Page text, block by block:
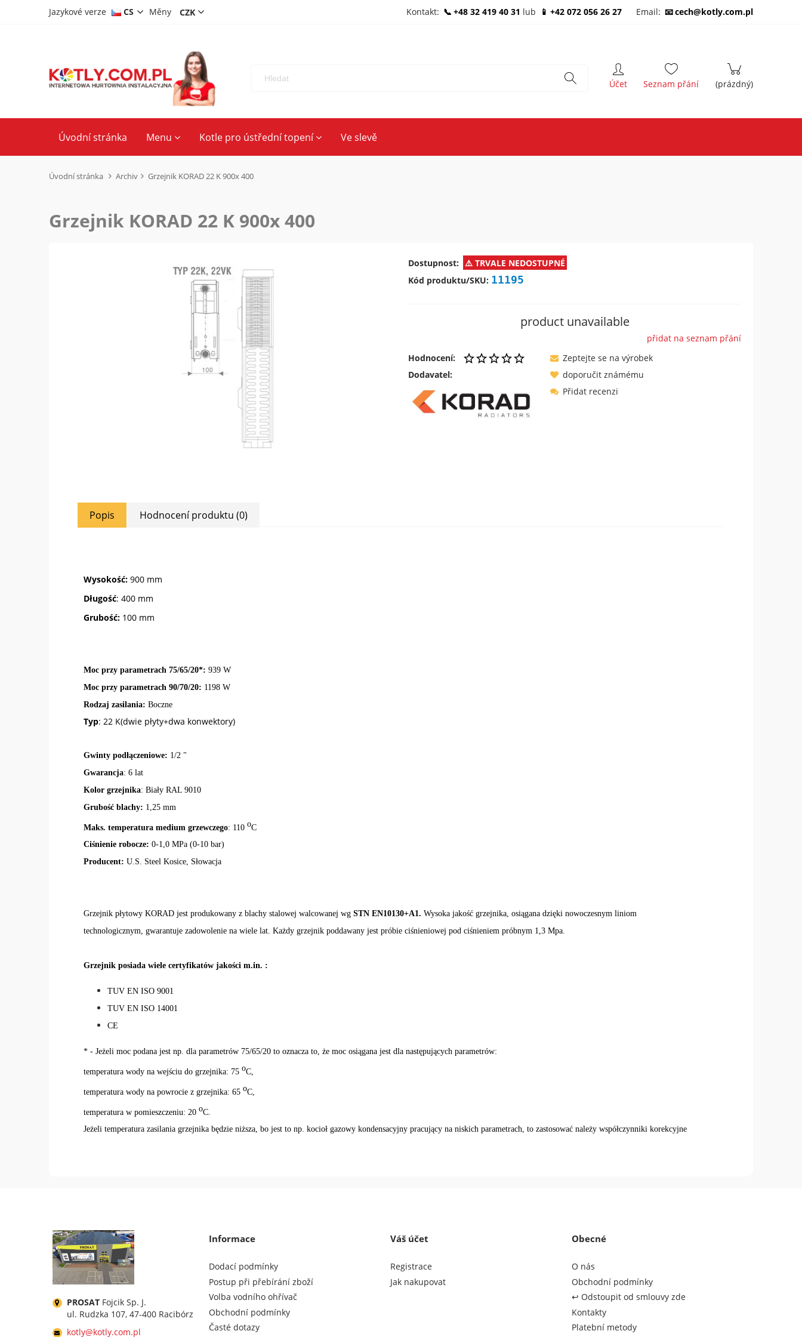
Jazykové verze
CS
Měny Kontakt: +48 32 419 40 31 lub +42 072 056 26 27 Email: cech@kotly.com.pl
Úvodní stránka Menu Kotle pro ústřední topení Ve slevě
Úvodní stránka Archiv Grzejnik KORAD 22 K 900x 400
Grzejnik KORAD 22 K 900x 400
Dostupnost:
TRVALE NEDOSTUPNÉ
Kód produktu/SKU: 11195
product unavailable
přidat na seznam přání
Hodnocení:
Dodavatel:
Zeptejte se na výrobek
doporučit známému
Přidat recenzi
Popis Hodnocení produktu (0)
Wysokość: 900 mm
Długość: 400 mm
Grubość: 100 mm
Moc przy parametrach 75/65/20*: 939 W
Moc przy parametrach 90/70/20: 1198 W
Rodzaj zasilania: Boczne
Typ: 22 K(dwie płyty+dwa konwektory)
Gwinty podłączeniowe: 1/2 "
Gwarancja: 6 lat
Kolor grzejnika: Biały RAL 9010
Grubość blachy: 1,25 mm
Maks. temperatura medium grzewczego: 110 oC
Ciśnienie robocze: 0-1,0 MPa (0-10 bar)
Producent: U.S. Steel Kosice, Słowacja
Grzejnik płytowy KORAD jest produkowany z blachy stalowej walcowanej wg STN EN10130+A1. Wysoka jakość grzejnika, osiągana dzięki nowoczesnym liniom
technologicznym, gwarantuje zadowolenie na wiele lat. Każdy grzejnik poddawany jest próbie ciśnieniowej pod ciśnieniem próbnym 1,3 Mpa.
Grzejnik posiada wiele certyfikatów jakości m.in. :
TUV EN ISO 9001
TUV EN ISO 14001
CE
* - Jeżeli moc podana jest np. dla parametrów 75/65/20 to oznacza to, że moc osiągana jest dla następujących parametrów:
temperatura wody na wejściu do grzejnika: 75 oC,
temperatura wody na powrocie z grzejnika: 65 oC,
temperatura w pomieszczeniu: 20 oC.
Jeżeli temperatura zasilania grzejnika będzie niższa, bo jest to np. kocioł gazowy kondensacyjny pracujący na niskich parametrach, to zastosować należy współczynniki korekcyjne
PROSATFojcik Sp. J.
ul. Rudzka 107, 47-400 Racibórz
kotly@kotly.com.pl
Informace
Dodací podmínky
Postup při přebírání zboží
Volba vodního ohřívač
Obchodní podmínky
Časté dotazy
Váš účet
Registrace
Jak nakupovat
Obecné
O nás
Obchodní podmínky
↩️ Odstoupit od smlouvy zde
Kontakty
Platební metody